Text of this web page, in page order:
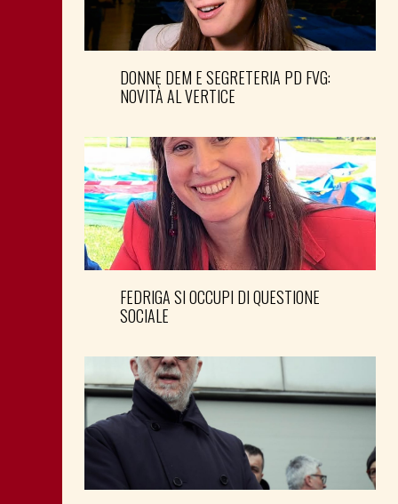
DONNE DEM E SEGRETERIA PD FVG:
NOVITÀ AL VERTICE
FEDRIGA SI OCCUPI DI QUESTIONE
SOCIALE